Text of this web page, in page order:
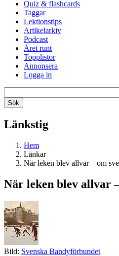
Quiz & flashcards
Taggar
Lektionstips
Artikelarkiv
Podcast
Året runt
Topplistor
Annonsera
Logga in
Länkstig
Hem
Länkar
När leken blev allvar – om
När leken blev allvar
Bild: Svenska Bandyförbundet